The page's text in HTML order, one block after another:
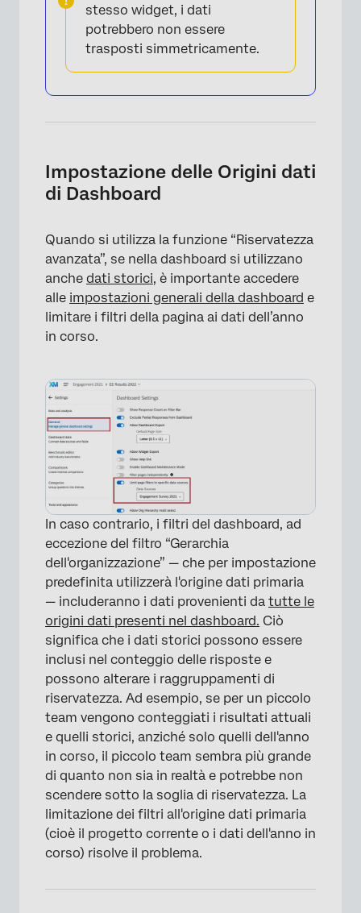
stesso widget, i dati
potrebbero non essere
trasposti simmetricamente.
Impostazione delle Origini dati
di Dashboard
Quando si utilizza la funzione “Riservatezza
avanzata”, se nella dashboard si utilizzano
anche dati storici, è importante accedere
alle impostazioni generali della dashboard e
limitare i filtri della pagina ai dati dell’anno
in corso.
In caso contrario, i filtri del dashboard, ad
eccezione del filtro “Gerarchia
dell'organizzazione” — che per impostazione
predefinita utilizzerà l'origine dati primaria
— includeranno i dati provenienti da tutte le
origini dati presenti nel dashboard. Ciò
significa che i dati storici possono essere
inclusi nel conteggio delle risposte e
possono alterare i raggruppamenti di
riservatezza. Ad esempio, se per un piccolo
team vengono conteggiati i risultati attuali
e quelli storici, anziché solo quelli dell'anno
in corso, il piccolo team sembra più grande
di quanto non sia in realtà e potrebbe non
scendere sotto la soglia di riservatezza. La
limitazione dei filtri all'origine dati primaria
(cioè il progetto corrente o i dati dell'anno in
corso) risolve il problema.